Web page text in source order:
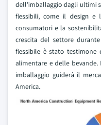
dell'imballaggio dagli ultimi
flessibili, come il design e
consumatori e la
crescita del settore
flessibile è stato
alimentare e delle
imballaggio guiderà il
America.